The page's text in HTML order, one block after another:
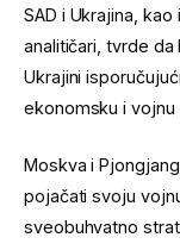
SAD i Ukrajina,
analitičari, tvrde da
Ukrajini
ekonomsku i
Moskva i
pojačati svoju
sveobuhvatno